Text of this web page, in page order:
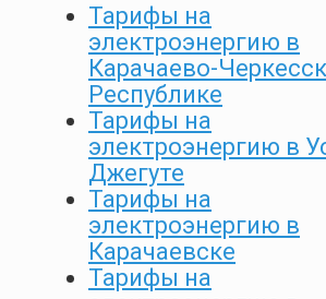
Тарифы на
электроэнергию в
Карачаево-
Республике
Тарифы на
электроэнергию в
Джегуте
Тарифы на
электроэнергию в
Карачаевске
Тарифы на